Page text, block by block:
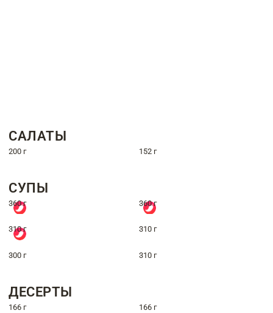
САЛАТЫ
200 г 152 г
СУПЫ
360 г 360 г
310 г 310 г
300 г 310 г
ДЕСЕРТЫ
166 г 166 г